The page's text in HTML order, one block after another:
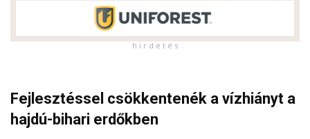
h i r d e t é s
Fejlesztéssel csökkentenék a vízhiányt a
hajdú-bihari erdőkben